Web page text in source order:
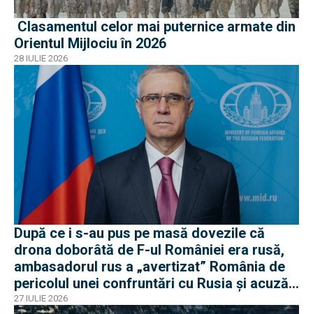
Clasamentul celor mai puternice armate din
Orientul Mijlociu în 2026
28 IULIE 2026
După ce i s-au pus pe masă dovezile că
drona doborâtă de F-ul României era rusă,
ambasadorul rus a „avertizat” România de
pericolul unei confruntări cu Rusia și acuză
o „înscenare propagandistă”
27 IULIE 2026